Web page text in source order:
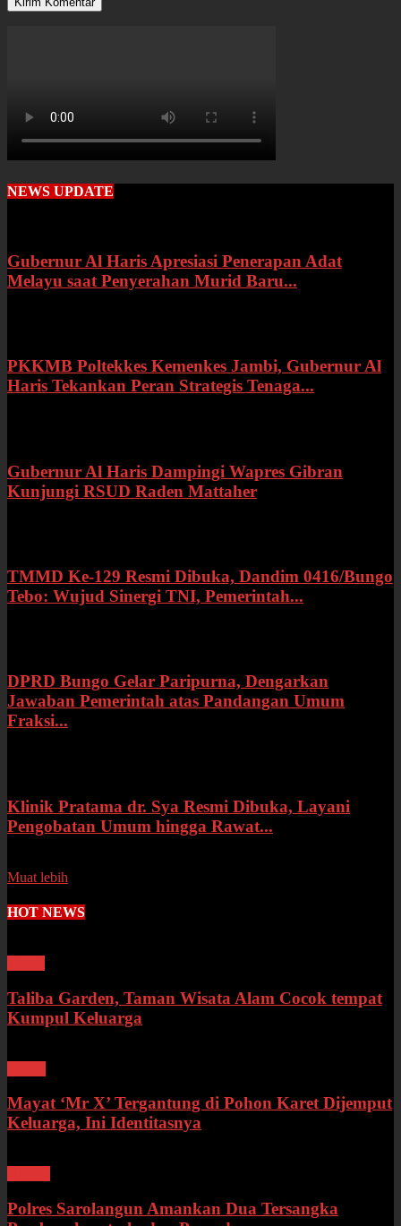
NEWS UPDATE
Gubernur Al Haris Apresiasi Penerapan Adat
Melayu saat Penyerahan Murid Baru...
PKKMB Poltekkes Kemenkes Jambi, Gubernur Al
Haris Tekankan Peran Strategis Tenaga...
Gubernur Al Haris Dampingi Wapres Gibran
Kunjungi RSUD Raden Mattaher
TMMD Ke-129 Resmi Dibuka, Dandim 0416/Bungo
Tebo: Wujud Sinergi TNI, Pemerintah...
DPRD Bungo Gelar Paripurna, Dengarkan
Jawaban Pemerintah atas Pandangan Umum
Fraksi...
Klinik Pratama dr. Sya Resmi Dibuka, Layani
Pengobatan Umum hingga Rawat...
Muat lebih
HOT NEWS
Taliba Garden, Taman Wisata Alam Cocok tempat
Kumpul Keluarga
Mayat ‘Mr X’ Tergantung di Pohon Karet Dijemput
Keluarga, Ini Identitasnya
Polres Sarolangun Amankan Dua Tersangka